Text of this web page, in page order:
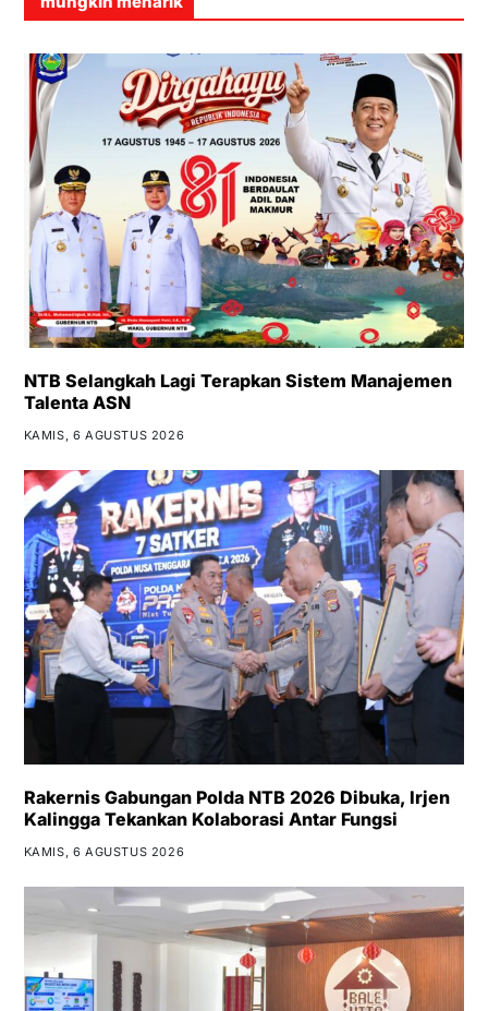
NTB Selangkah Lagi Terapkan Sistem Manajemen
Talenta ASN
KAMIS, 6 AGUSTUS 2026
Rakernis Gabungan Polda NTB 2026 Dibuka, Irjen
Kalingga Tekankan Kolaborasi Antar Fungsi
KAMIS, 6 AGUSTUS 2026